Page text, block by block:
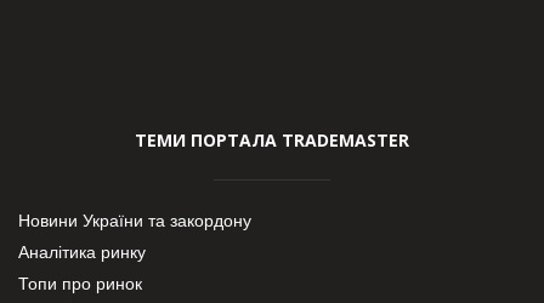
ТЕМИ ПОРТАЛА TRADEMASTER
Новини України та закордону
Аналітика ринку
Топи про ринок